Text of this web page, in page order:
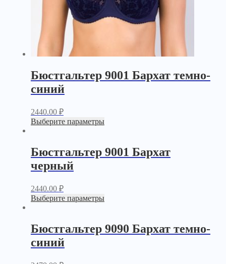
Бюстгальтер 9001 Бархат темно-
синий
2440.00 ₽
Выберите параметры
Бюстгальтер 9001 Бархат
черный
2440.00 ₽
Выберите параметры
Бюстгальтер 9090 Бархат темно-
синий